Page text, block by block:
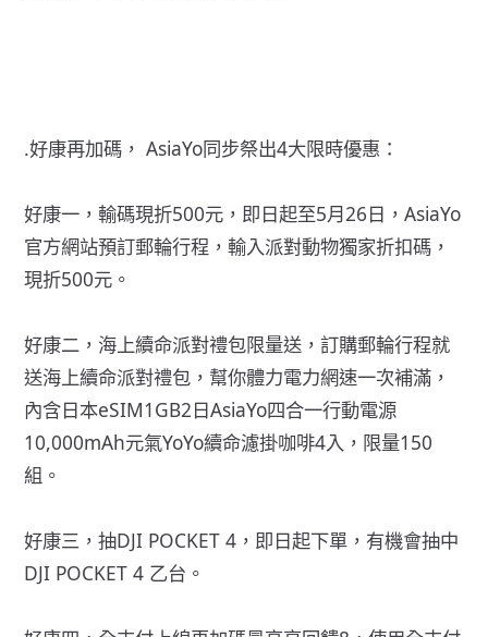
.好康再加碼， AsiaYo同步祭出4大限時優惠：
好康一，輸碼現折500元，即日起至5月26日，AsiaYo
官方網站預訂郵輪行程，輸入派對動物獨家折扣碼，
現折500元。
好康二，海上續命派對禮包限量送，訂購郵輪行程就
送海上續命派對禮包，幫你體力電力網速一次補滿，
內含日本eSIM1GB2日AsiaYo四合一行動電源
10,000mAh元氣YoYo續命濾掛咖啡4入，限量150
組。
好康三，抽DJI POCKET 4，即日起下單，有機會抽中
DJI POCKET 4 乙台。